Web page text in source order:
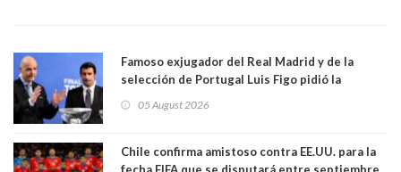
Famoso exjugador del Real Madrid y de la
selección de Portugal Luis Figo pidió la
comportamiento más bajo y cobarde que he
05 August 2026
Chile confirma amistoso contra EE.UU. para la